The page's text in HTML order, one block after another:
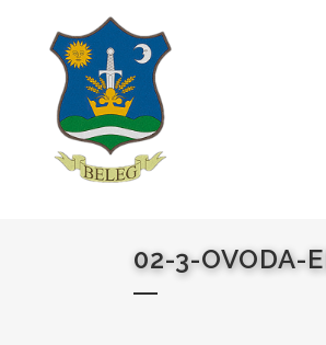
02-3-OVODA-